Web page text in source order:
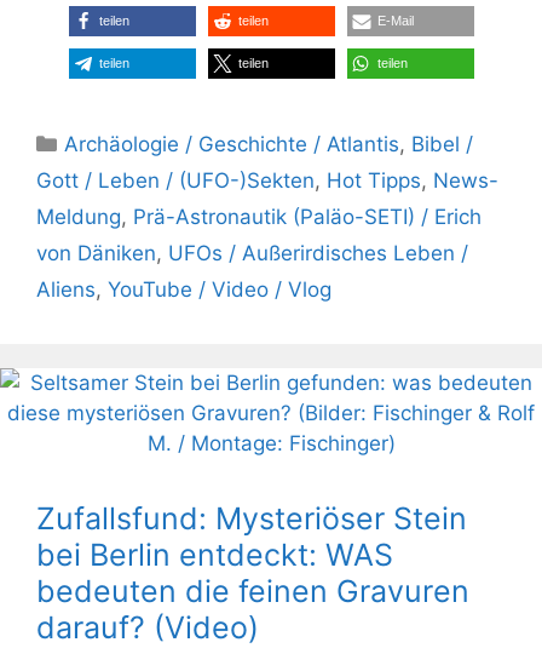
teilen teilen E-Mail
teilen teilen teilen
Kategorien
Archäologie / Geschichte / Atlantis, Bibel /
Gott / Leben / (UFO-)Sekten, Hot Tipps, News-
Meldung, Prä-Astronautik (Paläo-SETI) / Erich
von Däniken, UFOs / Außerirdisches Leben /
Aliens, YouTube / Video / Vlog
Zufallsfund: Mysteriöser Stein
bei Berlin entdeckt: WAS
bedeuten die feinen Gravuren
darauf? (Video)